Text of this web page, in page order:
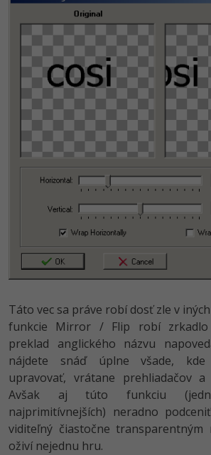
Táto vec sa práve robí dosť zle v
funkcie Mirror / Flip robí
preklad anglického názvu
nájdete snáď úplne všade,
upravovať, vrátane prehliadačov
Avšak aj túto funkciu
najprimitívnejších) neradno
viditeľný čiastočne transparentným
oživí nejednu hru.